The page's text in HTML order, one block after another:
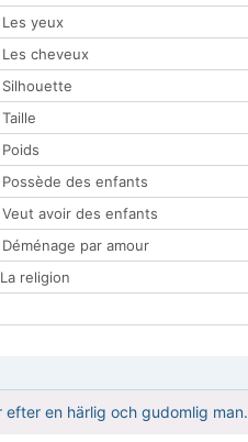
Les yeux
Les cheveux
Silhouette
Taille
Poids
Possède des enfants
Veut avoir des enfants
Déménage par amour
La religion
en härlig och gudomlig man.